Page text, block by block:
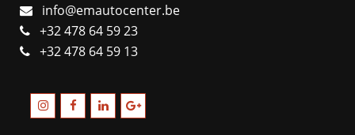
info@emautocenter.be
+32 478 64 59 23
+32 478 64 59 13